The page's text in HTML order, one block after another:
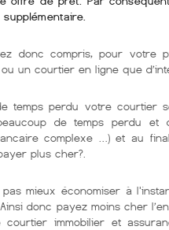
donc compris, pour votre
un courtier en ligne que
temps perdu votre courtier
de temps perdu et
complexe …) et au
plus cher?.
mieux économiser à
donc payez moins cher
courtier immobilier et